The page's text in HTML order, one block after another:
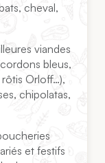
cheval,
viandes
bleus,
rôtis Orloff…),
chipolatas,
et festifs